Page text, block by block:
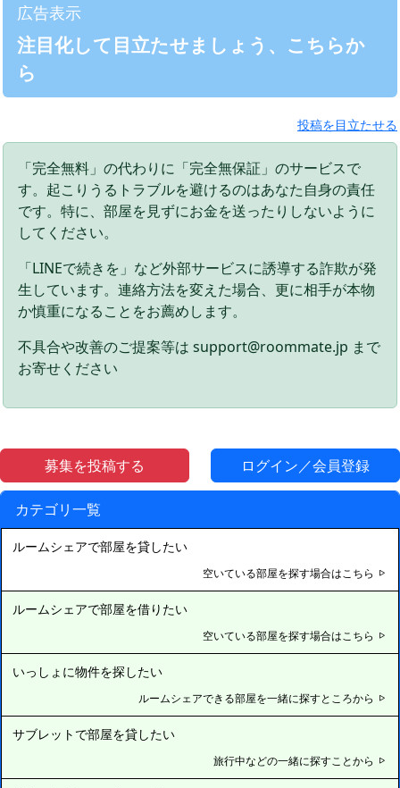
募集を投稿する ログイン／会員登録
カテゴリ一覧
ルームシェアで部屋を貸したい
空いている部屋を探す場合はこちら
ルームシェアで部屋を借りたい
空いている部屋を探す場合はこちら
いっしょに物件を探したい
ルームシェアできる部屋を一緒に探すところから
サブレットで部屋を貸したい
旅行中などの一緒に探すことから
広告表示
注目化して目立たせましょう、こちらか
ら
投稿を目立たせる
「完全無料」の代わりに「完全無保証」のサービスで
す。起こりうるトラブルを避けるのはあなた自身の責任
です。特に、部屋を見ずにお金を送ったりしないように
してください。
「LINEで続きを」など外部サービスに誘導する詐欺が発
生しています。連絡方法を変えた場合、更に相手が本物
か慎重になることをお薦めします。
不具合や改善のご提案等は support@roommate.jp まで
お寄せください